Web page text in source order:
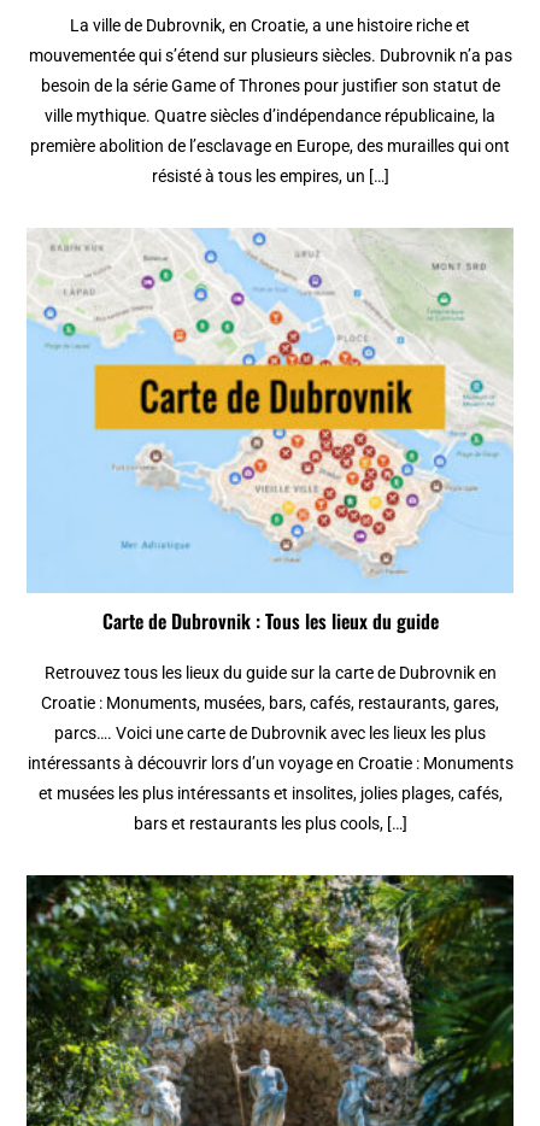
La ville de Dubrovnik, en Croatie, a une histoire riche et
mouvementée qui s’étend sur plusieurs siècles. Dubrovnik n’a pas
besoin de la série Game of Thrones pour justifier son statut de
ville mythique. Quatre siècles d’indépendance républicaine, la
première abolition de l’esclavage en Europe, des murailles qui ont
résisté à tous les empires, un […]
Carte de Dubrovnik : Tous les lieux du guide
Retrouvez tous les lieux du guide sur la carte de Dubrovnik en
Croatie : Monuments, musées, bars, cafés, restaurants, gares,
parcs…. Voici une carte de Dubrovnik avec les lieux les plus
intéressants à découvrir lors d’un voyage en Croatie : Monuments
et musées les plus intéressants et insolites, jolies plages, cafés,
bars et restaurants les plus cools, […]